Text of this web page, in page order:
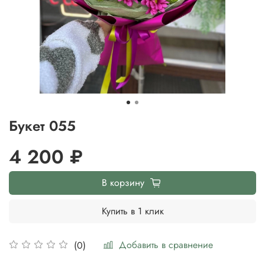
Букет 055
(0) Добавить в сравнение
4 200 ₽
В корзину
Купить в 1 клик